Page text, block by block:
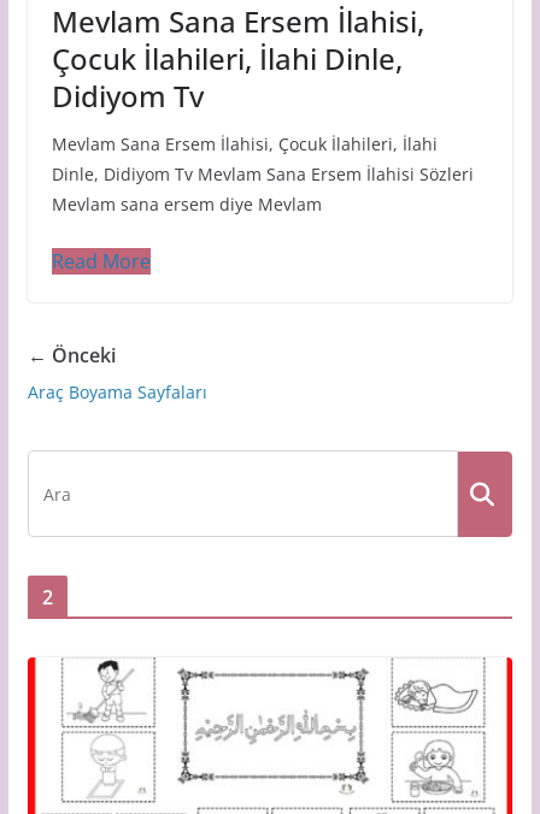
Mevlam Sana Ersem İlahisi,
Çocuk İlahileri, İlahi Dinle,
Didiyom Tv
Mevlam Sana Ersem İlahisi, Çocuk İlahileri, İlahi
Dinle, Didiyom Tv Mevlam Sana Ersem İlahisi Sözleri
Mevlam sana ersem diye Mevlam
Read More
← Önceki
Araç Boyama Sayfaları
2